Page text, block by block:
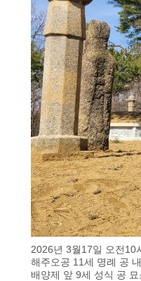
2026년 3월17일 오전10
해주오공 11세 명례 공
배양제 앞 9세 성식 공